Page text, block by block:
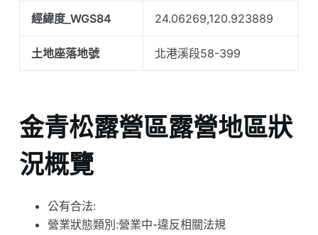
經緯度_WGS84 24.06269,120.923889
土地座落地號 北港溪段58-399
金青松露營區露營地區狀
況概覽
公有合法:
營業狀態類別:營業中-違反相關法規